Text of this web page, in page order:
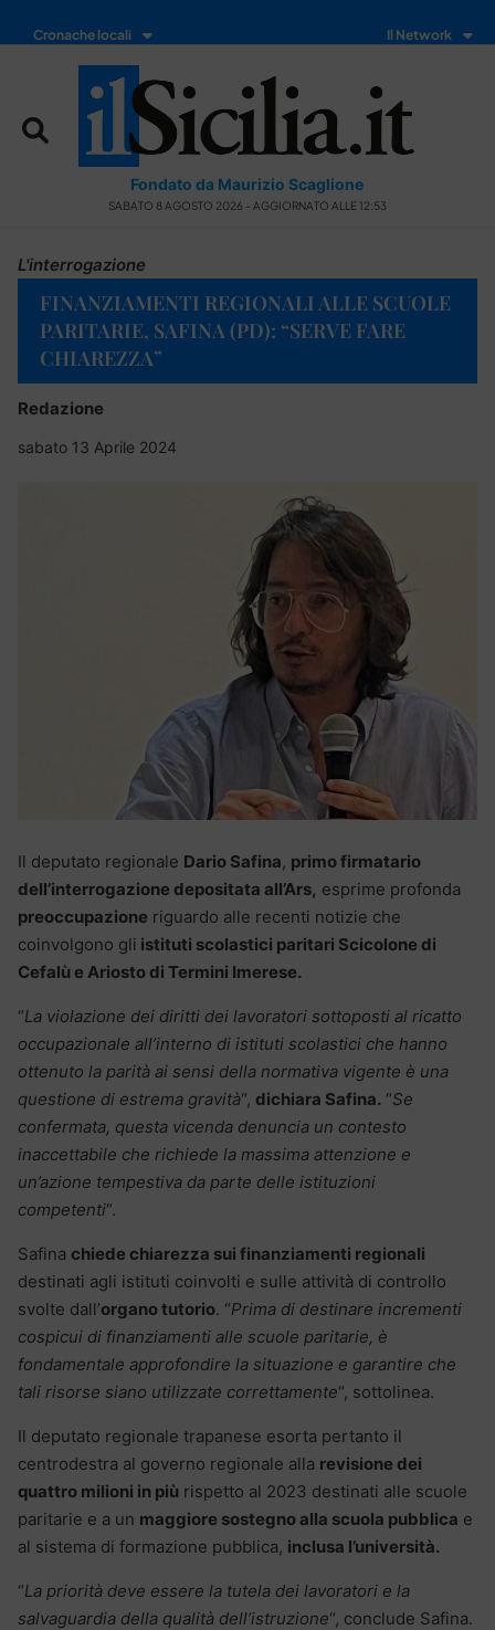
Cronache locali Il Network
Fondato da Maurizio Scaglione
SABATO 8 AGOSTO 2026 - AGGIORNATO ALLE 12:53
L'interrogazione
FINANZIAMENTI REGIONALI ALLE SCUOLE
PARITARIE, SAFINA (PD): “SERVE FARE
CHIAREZZA”
Redazione
sabato 13 Aprile 2024
Il deputato regionale Dario Safina, primo firmatario
dell’interrogazione depositata all’Ars, esprime profonda
preoccupazione riguardo alle recenti notizie che
coinvolgono gli istituti scolastici paritari Scicolone di
Cefalù e Ariosto di Termini Imerese.
“La violazione dei diritti dei lavoratori sottoposti al ricatto
occupazionale all’interno di istituti scolastici che hanno
ottenuto la parità ai sensi della normativa vigente è una
questione di estrema gravità“, dichiara Safina. “Se
confermata, questa vicenda denuncia un contesto
inaccettabile che richiede la massima attenzione e
un’azione tempestiva da parte delle istituzioni
competenti“.
Safina chiede chiarezza sui finanziamenti regionali
destinati agli istituti coinvolti e sulle attività di controllo
svolte dall’organo tutorio. “Prima di destinare incrementi
cospicui di finanziamenti alle scuole paritarie, è
fondamentale approfondire la situazione e garantire che
tali risorse siano utilizzate correttamente“, sottolinea.
Il deputato regionale trapanese esorta pertanto il
centrodestra al governo regionale alla revisione dei
quattro milioni in più rispetto al 2023 destinati alle scuole
paritarie e a un maggiore sostegno alla scuola pubblica e
al sistema di formazione pubblica, inclusa l’università.
“La priorità deve essere la tutela dei lavoratori e la
salvaguardia della qualità dell’istruzione“, conclude Safina.